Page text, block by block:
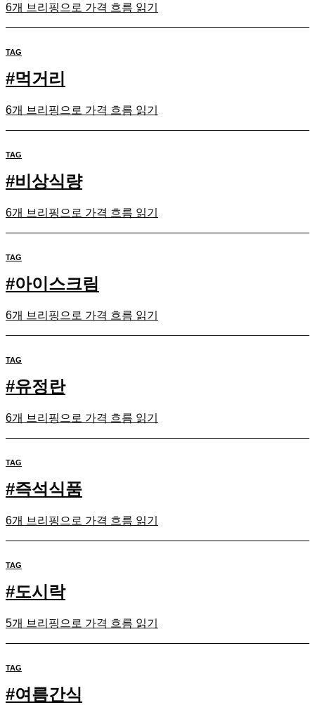
6개 브리핑으로 가격 흐름 읽기
TAG
#먹거리
6개 브리핑으로 가격 흐름 읽기
TAG
#비상식량
6개 브리핑으로 가격 흐름 읽기
TAG
#아이스크림
6개 브리핑으로 가격 흐름 읽기
TAG
#유정란
6개 브리핑으로 가격 흐름 읽기
TAG
#즉석식품
6개 브리핑으로 가격 흐름 읽기
TAG
#도시락
5개 브리핑으로 가격 흐름 읽기
TAG
#여름간식